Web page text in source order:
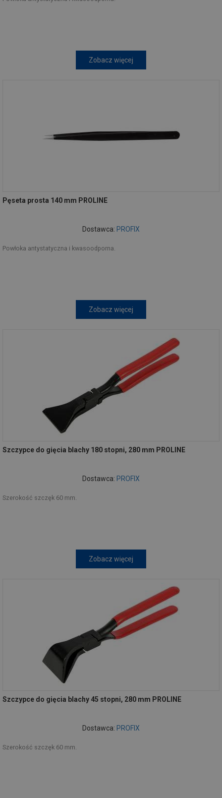
Zobacz więcej
Pęseta prosta 140 mm PROLINE
Dostawca: PROFIX
Powłoka antystatyczna i kwasoodporna.
Zobacz więcej
Szczypce do gięcia blachy 180 stopni, 280 mm PROLINE
Dostawca: PROFIX
Szerokość szczęk 60 mm.
Zobacz więcej
Szczypce do gięcia blachy 45 stopni, 280 mm PROLINE
Dostawca: PROFIX
Szerokość szczęk 60 mm.